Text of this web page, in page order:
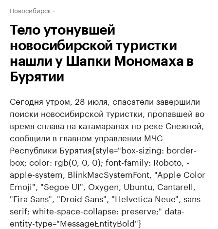
Новосибирск
Тело утонувшей
новосибирской туристки
нашли у Шапки Мономаха в
Бурятии
Сегодня утром, 28 июля, спасатели завершили
поиски новосибирской туристки, пропавшей во
время сплава на катамаранах по реке Снежной,
сообщили в главном управлении МЧС
Республики Бурятия{style="box-sizing: border-
box; color: rgb(0, 0, 0); font-family: Roboto, -
apple-system, BlinkMacSystemFont, "Apple Color
Emoji", "Segoe UI", Oxygen, Ubuntu, Cantarell,
"Fira Sans", "Droid Sans", "Helvetica Neue", sans-
serif; white-space-collapse: preserve;" data-
entity-type="MessageEntityBold"}